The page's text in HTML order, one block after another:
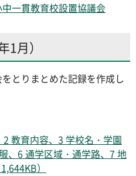
一貫教育校設置協議会
月）
とりまとめた記録を作成し
教育内容、3 学校名・学園
、6 通学区域・通学路、7 地
）